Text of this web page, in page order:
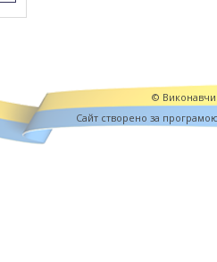
©
Cайт створено за